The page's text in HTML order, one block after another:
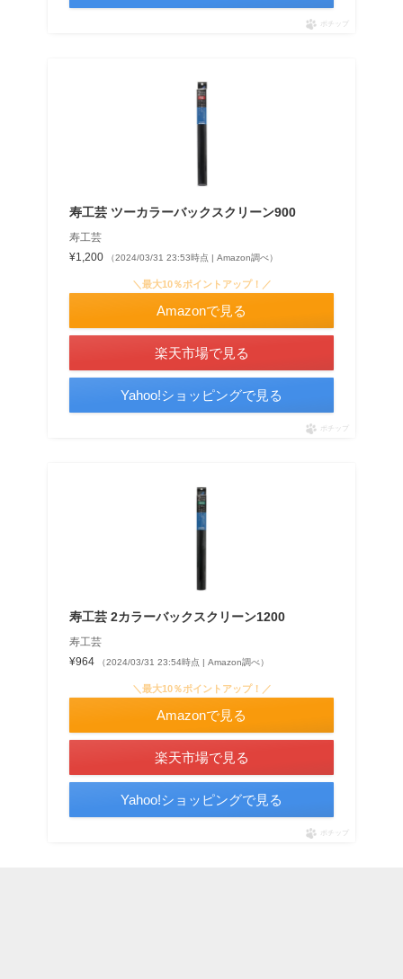
ポチップ
寿工芸 ツーカラーバックスクリーン900
寿工芸
¥1,200
（2024/03/31 23:53時点 | Amazon調べ）
＼最大10％ポイントアップ！／
Amazonで見る
楽天市場で見る
Yahoo!ショッピングで見る
ポチップ
寿工芸 2カラーバックスクリーン1200
寿工芸
¥964
（2024/03/31 23:54時点 | Amazon調べ）
＼最大10％ポイントアップ！／
Amazonで見る
楽天市場で見る
Yahoo!ショッピングで見る
ポチップ